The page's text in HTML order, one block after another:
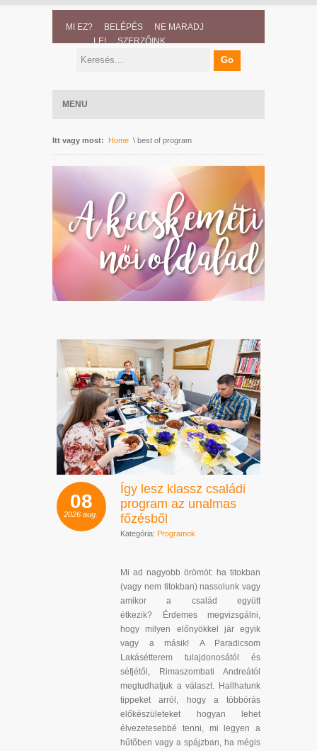
MI EZ? BELÉPÉS
NE MARADJ
LE!
SZERZŐINK
MENU
Itt vagy most: Home \ best of program
08
2026 aug.
Így lesz klassz családi
program az unalmas
főzésből
Kategória: Programok
Mi ad nagyobb örömöt: ha titokban
(vagy nem titokban) nassolunk vagy
amikor a család együtt
étkezik? Érdemes megvizsgálni,
hogy milyen előnyökkel jár egyik
vagy a másik! A Paradicsom
Lakásétterem tulajdonosától és
séfjétől, Rimaszombati Andreától
megtudhatjuk a választ. Hallhatunk
tippeket arról, hogy a többórás
előkészületeket hogyan lehet
élvezetesebbé tenni, mi legyen a
hűtőben vagy a spájzban, ha mégis